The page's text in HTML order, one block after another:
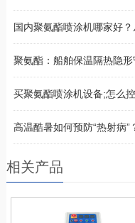
国内聚氨酯喷涂机哪家好
聚氨酯：船舶保温隔热隐
买聚氨酯喷涂机设备;怎么
高温酷暑如何预防“热射病”
相关产品